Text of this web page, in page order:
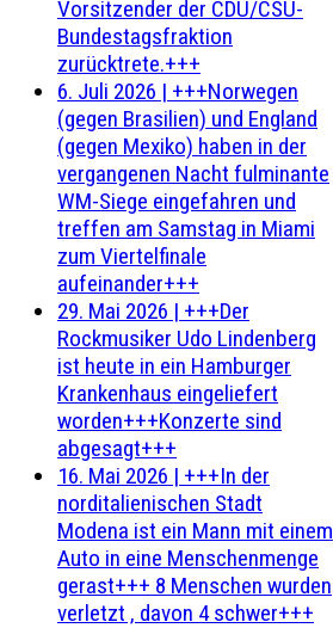
Vorsitzender der CDU/CSU-
Bundestagsfraktion
zurücktrete.+++
6. Juli 2026 | +++Norwegen
(gegen Brasilien) und England
(gegen Mexiko) haben in der
vergangenen Nacht fulminante
WM-Siege eingefahren und
treffen am Samstag in Miami
zum Viertelfinale
aufeinander+++
29. Mai 2026 | +++Der
Rockmusiker Udo Lindenberg
ist heute in ein Hamburger
Krankenhaus eingeliefert
worden+++Konzerte sind
abgesagt+++
16. Mai 2026 | +++In der
norditalienischen Stadt
Modena ist ein Mann mit einem
Auto in eine Menschenmenge
gerast+++ 8 Menschen wurden
verletzt , davon 4 schwer+++